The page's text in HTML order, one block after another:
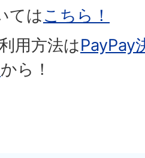
てはこちら！
用方法はPayPay
から！